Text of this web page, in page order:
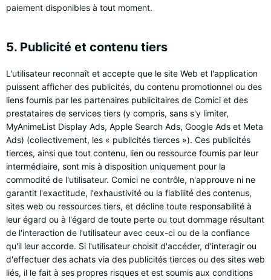
paiement disponibles à tout moment.
5. Publicité et contenu tiers
L'utilisateur reconnaît et accepte que le site Web et l'application
puissent afficher des publicités, du contenu promotionnel ou des
liens fournis par les partenaires publicitaires de Comici et des
prestataires de services tiers (y compris, sans s'y limiter,
MyAnimeList Display Ads, Apple Search Ads, Google Ads et Meta
Ads) (collectivement, les « publicités tierces »). Ces publicités
tierces, ainsi que tout contenu, lien ou ressource fournis par leur
intermédiaire, sont mis à disposition uniquement pour la
commodité de l'utilisateur. Comici ne contrôle, n'approuve ni ne
garantit l'exactitude, l'exhaustivité ou la fiabilité des contenus,
sites web ou ressources tiers, et décline toute responsabilité à
leur égard ou à l'égard de toute perte ou tout dommage résultant
de l'interaction de l'utilisateur avec ceux-ci ou de la confiance
qu'il leur accorde. Si l'utilisateur choisit d'accéder, d'interagir ou
d'effectuer des achats via des publicités tierces ou des sites web
liés, il le fait à ses propres risques et est soumis aux conditions